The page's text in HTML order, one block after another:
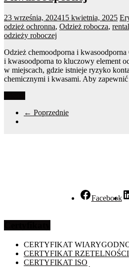
23 września, 202415 kwietnia, 2025
odzież ochronna, Odzież robocza,
odzieży roboczej
Odzież chemoodporna i kwasoodporna
i kwasoodporna to kluczowy element
w miejscach, gdzie istnieje ryzyko
chemicznymi i kwasami. Aby zapewnić
← Poprzednie
Facebook
CERTYFIKAT
CERTYFIKAT RZETELNOŚCI
CERTYFIKAT ISO